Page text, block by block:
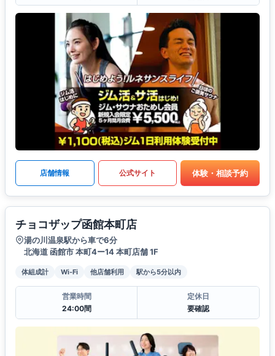
店舗情報 公式サイト 体験・相談予約
チョコザップ函館本町店
湯の川温泉駅から車で6分
北海道 函館市 本町4ー14 本町店舗 1F
体組成計 Wi-Fi 他店舗利用 駅から5分以内
営業時間
24:00間
定休日
要確認